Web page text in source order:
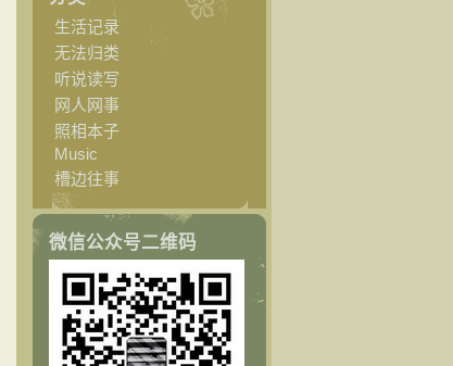
生活记录
无法归类
听说读写
网人网事
照相本子
Music
槽边往事
微信公众号二维码